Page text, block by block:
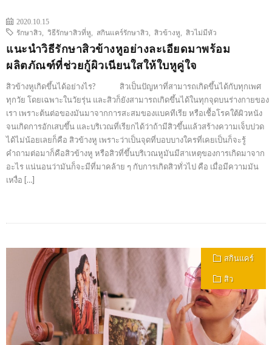
2020.10.15
รักษาสิว
วิธีรักษาสิวที่หู สกินแคร์รักษาสิว สิวข้างหู สิวไม่มีหัว
แนะนำวิธีรักษาสิวข้างหูอย่างละเอียดมาพร้อม
ผลิตภัณฑ์ที่ช่วยกู้ผิวเนียนใสให้ใบหูคู่ใจ
สิวข้างหูเกิดขึ้นได้อย่างไร? สิวเป็นปัญหาที่สามารถเกิดขึ้นได้กับทุกเพศ
ทุกวัย โดยเฉพาะในวัยรุ่น และสิวก็ยังสามารถเกิดขึ้นได้ในทุกจุดบนร่างกายของ
เรา เพราะต้นต่อของมันมาจากการสะสมของแบคทีเรีย หรือเชื้อโรคใต้ผิวหนัง
จนเกิดการอักเสบขึ้น และบริเวณที่เรียกได้ว่าถ้ามีสิวขึ้นแล้วสร้างความเจ็บปวด
ได้ไม่น้อยเลยก็คือ สิวข้างหู เพราะว่าเป็นจุดที่บอบบางใครที่เคยเป็นก็จะรู้
คำถามต่อมาก็คือสิวข้างหู หรือสิวที่ขึ้นบริเวณหูมันมีสาเหตุของการเกิดมาจาก
อะไร แน่นอนว่ามันก็จะมีที่มาคล้าย ๆ กับการเกิดสิวทั่วไป คือ เมื่อมีความมัน
เหงื่อ […]
สกินแคร์
สิว